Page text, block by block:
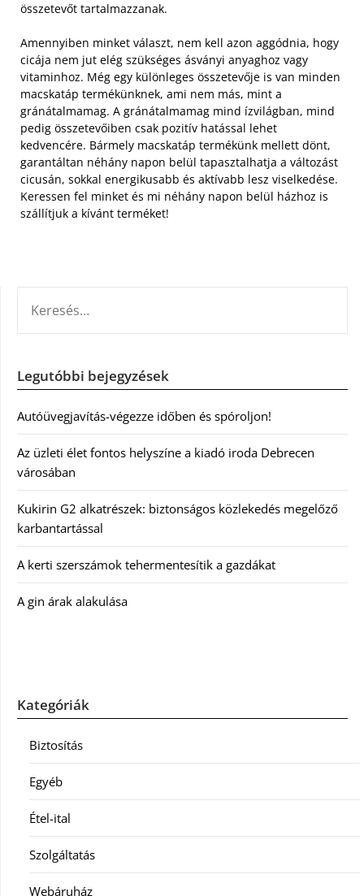
összetevőt tartalmazzanak.
Amennyiben minket választ, nem kell azon aggódnia, hogy
cicája nem jut elég szükséges ásványi anyaghoz vagy
vitaminhoz. Még egy különleges összetevője is van minden
macskatáp termékünknek, ami nem más, mint a
gránátalmamag. A gránátalmamag mind ízvilágban, mind
pedig összetevőiben csak pozitív hatással lehet
kedvencére. Bármely macskatáp termékünk mellett dönt,
garantáltan néhány napon belül tapasztalhatja a változást
cicusán, sokkal energikusabb és aktívabb lesz viselkedése.
Keressen fel minket és mi néhány napon belül házhoz is
szállítjuk a kívánt terméket!
Legutóbbi bejegyzések
Autóüvegjavítás-végezze időben és spóroljon!
Az üzleti élet fontos helyszíne a kiadó iroda Debrecen
városában
Kukirin G2 alkatrészek: biztonságos közlekedés megelőző
karbantartással
A kerti szerszámok tehermentesítik a gazdákat
A gin árak alakulása
Kategóriák
Biztosítás
Egyéb
Étel-ital
Szolgáltatás
Webáruház